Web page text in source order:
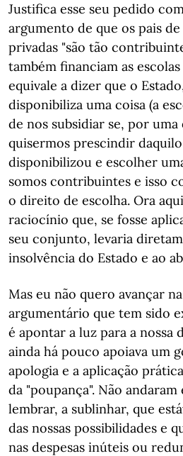
Justifica esse seu pedido
argumento de que os pais
privadas "são tão
também financiam as
equivale a dizer que o
disponibiliza uma coisa (a
de nos subsidiar se, por
quisermos prescindir
disponibilizou e escolher
somos contribuintes e isso
o direito de escolha. Ora
raciocínio que, se fosse
seu conjunto, levaria
insolvência do Estado e ao
Mas eu não quero avançar
argumentário que tem sido
é apontar a luz para a nossa
ainda há pouco apoiava um
apologia e a aplicação
da "poupança". Não andaram
lembrar, a sublinhar, que
das nossas possibilidades e
nas despesas inúteis ou